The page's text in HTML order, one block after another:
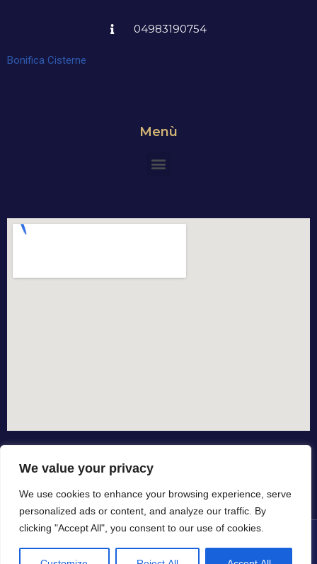
We value your privacy
We use cookies to enhance your browsing experience, serve
personalized ads or content, and analyze our traffic. By
clicking "Accept All", you consent to our use of cookies.
04983190754
Bonifica Cisterne
Menù
© All rights reserved dal 2015